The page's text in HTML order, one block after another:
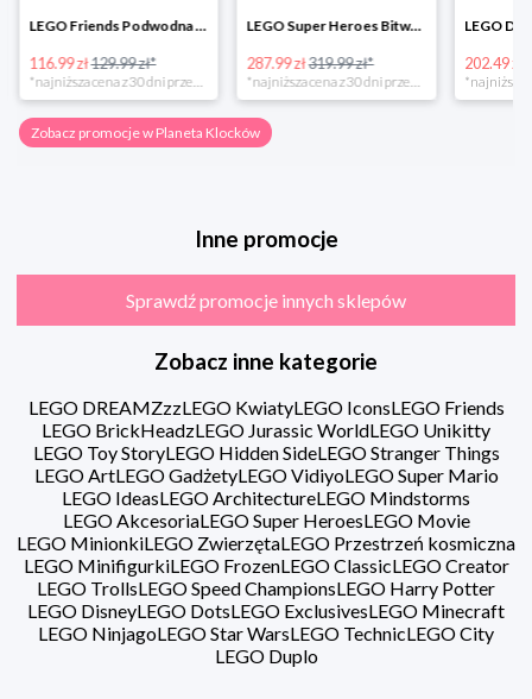
LEGO Friends Podwodna Frajda w super cenie
116.99 zł129.99 zł*
*najniższa cena z 30 dni przed obniżką
LEGO Super Heroes Bitwa powietrzna w super cenie
287.99 zł319.99 zł* 202.49 zł
Zobacz promocje w Planeta Klocków
Inne promocje
Sprawdź promocje innych sklepów
Zobacz inne kategorie
LEGO DREAMZzzLEGO KwiatyLEGO IconsLEGO Friends
LEGO BrickHeadzLEGO Jurassic WorldLEGO Unikitty
LEGO Toy StoryLEGO Hidden SideLEGO Stranger Things
LEGO ArtLEGO GadżetyLEGO VidiyoLEGO Super Mario
LEGO IdeasLEGO ArchitectureLEGO Mindstorms
LEGO AkcesoriaLEGO Super HeroesLEGO Movie
LEGO MinionkiLEGO ZwierzętaLEGO Przestrzeń kosmiczna
LEGO MinifigurkiLEGO FrozenLEGO ClassicLEGO Creator
LEGO TrollsLEGO Speed ChampionsLEGO Harry Potter
LEGO DisneyLEGO DotsLEGO ExclusivesLEGO Minecraft
LEGO NinjagoLEGO Star WarsLEGO TechnicLEGO City
LEGO Duplo